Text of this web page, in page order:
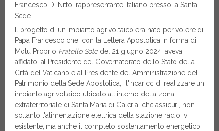
Francesco Di Nitto, rappresentante italiano presso la Santa
Sede.
Il progetto di un impianto agrivoltaico era nato per volere di
Papa Francesco che, con la Lettera Apostolica in forma di
Motu Proprio Fratello Soledel 21 giugno 2024, aveva
affidato, al Presidente del Governatorato dello Stato della
Città del Vaticano e al Presidente dell’Amministrazione del
Patrimonio della Sede Apostolica, “l'incarico di realizzare un
impianto agrivoltaico ubicato all'interno della zona
extraterritoriale di Santa Maria di Galeria, che assicuri, non
soltanto l'alimentazione elettrica della stazione radio ivi
esistente, ma anche il completo sostentamento energetico